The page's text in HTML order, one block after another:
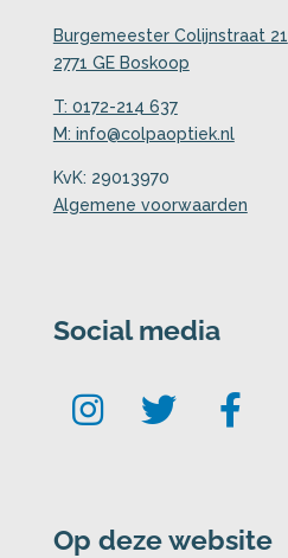
Burgemeester Colijnstraat 21
2771 GE Boskoop
T: 0172-214 637
M: info@colpaoptiek.nl
KvK: 29013970
Algemene voorwaarden
Social media
Op deze website